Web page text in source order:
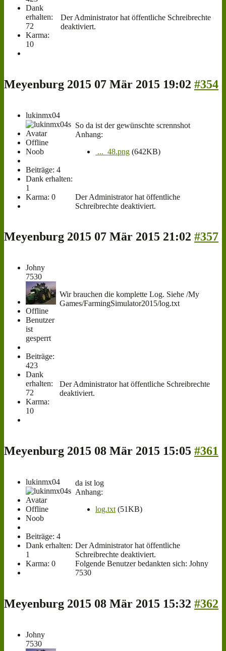
Dank
erhalten:
72
Karma:
10
Der Administrator hat öffentliche Schreibrechte
deaktiviert.
Meyenburg 2015 07 Mär 2015 19:02 #354
lukinmx04
Offline
Noob
Beiträge: 4
Dank erhalten:
1
Karma: 0
So da ist der gewünschte scrennshot
Anhang:
..._48.png (642KB)
Der Administrator hat öffentliche
Schreibrechte deaktiviert.
Meyenburg 2015 07 Mär 2015 21:02 #357
Johny
7530
Offline
Benutzer
ist
gesperrt
Beiträge:
423
Dank
erhalten:
72
Karma:
10
Wir brauchen die komplette Log. Siehe /My
Games/FarmingSimulator2015/log.txt
Der Administrator hat öffentliche Schreibrechte
deaktiviert.
Meyenburg 2015 08 Mär 2015 15:05 #361
lukinmx04
Offline
Noob
Beiträge: 4
Dank erhalten:
1
Karma: 0
da ist log
Anhang:
log.txt (51KB)
Der Administrator hat öffentliche
Schreibrechte deaktiviert.
Folgende Benutzer bedankten sich: Johny
7530
Meyenburg 2015 08 Mär 2015 15:32 #362
Johny
7530